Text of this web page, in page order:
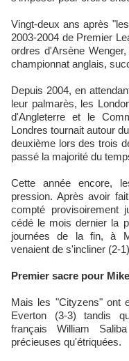
Vingt-deux ans après
2003-2004 de Premier
ordres d'Arsène
championnat anglais,
Depuis 2004, en
leur palmarès, les
d'Angleterre et le
Londres tournait autour
deuxième lors des trois
passé la majorité du
Cette année encore,
pression. Après avoir
compté provisoirement
cédé le mois dernier la
journées de la fin, à
venaient de s'incliner (2-
Premier sacre pour
Mais les "Cityzens" ont
Everton (3-3) tandis
français William
précieuses qu'étriquées.